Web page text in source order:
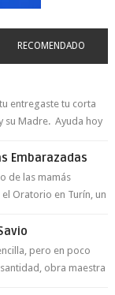
RECOMENDADO
entregaste tu corta
su Madre. Ayuda hoy
Embarazadas
de las mamás
Oratorio en Turín, un
pero en poco
obra maestra